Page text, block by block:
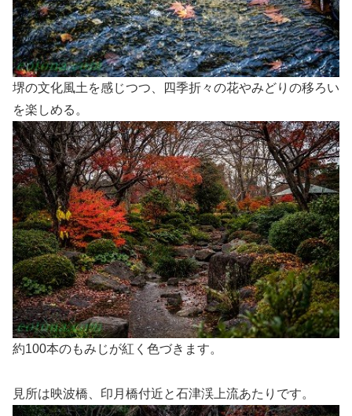
堺の文化風土を感じつつ、四季折々の花やみどりの移ろい
を楽しめる。
約100本のもみじが紅く色づきます。
見所は映波橋、印月橋付近と石津渓上流あたりです。